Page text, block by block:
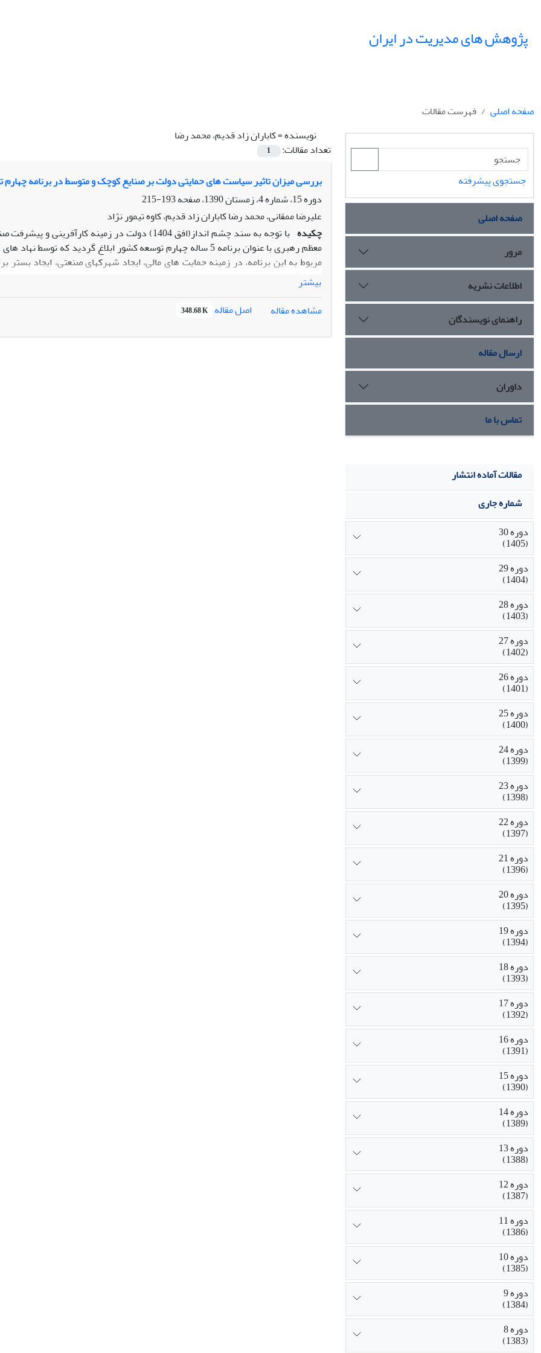
پژوهش های مدیریت در ایران
صفحه اصلی
فهرست مقالات
نویسنده =کاباران زاد قدیم، محمد رضا
تعداد مقالات:
1
بررسی میزان تاثیر سیاست های حمایتی دولت بر صنایع کوچک و متوسط در برنامه
دوره 15، شماره 4، زمستان 1390، صفحه
193-215
علیرضا ممقانی، محمد رضا کاباران زاد قدیم، کاوه تیمور نژاد
چکیده
معظم رهبری با عنوان برنامه 5 ساله چهارم توسعه کشور ابلاغ
مربوط به این برنامه، در زمینه حمایت های مالی، ایجاد شهرکهای صنعتی، ایجاد
شکافهای بین وضعیت موجود و ایده آل نشان داد فقط سیاستهای حمایت مالی تا حدی
بیشتر
مشاهده مقاله
اصل مقاله 348.68 K
جستجوی پیشرفته
صفحه اصلی
مرور
اطلاعات نشریه
راهنمای نویسندگان
ارسال مقاله
داوران
تماس با ما
مقالات آماده انتشار
شماره جاری
دوره 30
(1405)
دوره 29
(1404)
دوره 28
(1403)
دوره 27
(1402)
دوره 26
(1401)
دوره 25
(1400)
دوره 24
(1399)
دوره 23
(1398)
دوره 22
(1397)
دوره 21
(1396)
دوره 20
(1395)
دوره 19
(1394)
دوره 18
(1393)
دوره 17
(1392)
دوره 16
(1391)
دوره 15
(1390)
دوره 14
(1389)
دوره 13
(1388)
دوره 12
(1387)
دوره 11
(1386)
دوره 10
(1385)
دوره 9
(1384)
دوره 8
(1383)